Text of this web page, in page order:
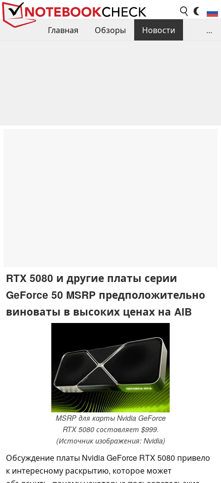
Главная Обзоры
Новости
...
RTX 5080 и другие платы серии
GeForce 50 MSRP предположительно
виноваты в высоких ценах на AIB
MSRP для карты Nvidia GeForce
RTX 5080 составляет $999.
(Источник изображения: Nvidia)
Обсуждение платы Nvidia GeForce RTX 5080 привело
к интересному раскрытию, которое может